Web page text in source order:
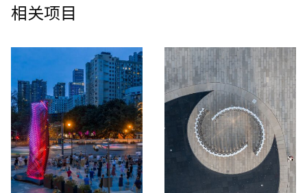
相关项目